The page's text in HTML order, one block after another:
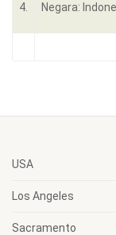
4. Negara:
USA
Los Angeles
Sacramento